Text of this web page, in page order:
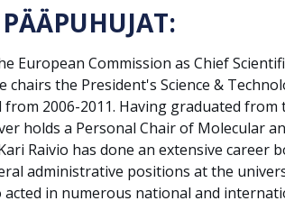
European Commission as Chief
the President's Science &
from 2006-2011. Having graduated
holds a Personal Chair of Molecular
Raivio has done an extensive career
administrative positions at the
acted in numerous national and